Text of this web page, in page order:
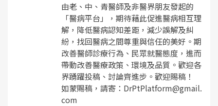
由老、中、青醫師及非醫界朋友發起的
「醫病平台」，期待藉此促進醫病相互理
解，降低醫病認知差距，減少誤解及糾
紛，找回醫病之間尊重與信任的美好。期
改善醫師診療行為、民眾就醫態度，進而
帶動改善醫療政策、環境及品質。歡迎各
界踴躍投稿、討論齊進步。歡迎賜稿！
如蒙賜稿，請寄：DrPtPlatform@gmail.
com